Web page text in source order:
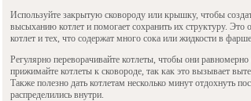
Используйте закрытую сковороду или крышку, чтобы
высыханию котлет и помогает сохранить их структуру.
котлет и тех, что содержат много сока или жидкости в
Регулярно переворачивайте котлеты, чтобы они
прижимайте котлеты к сковороде, так как это вызывает
Также полезно дать котлетам несколько минут отдохнуть
распределились внутри.